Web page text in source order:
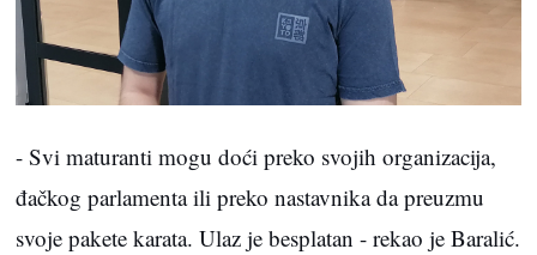
- Svi maturanti mogu doći preko svojih organizacija,
đačkog parlamenta ili preko nastavnika da preuzmu
svoje pakete karata. Ulaz je besplatan - rekao je Baralić.